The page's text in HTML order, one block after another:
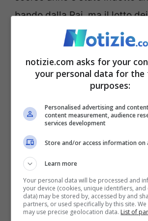
bando dalla Rai, ma il lotto
stato diviso in più lotti e chi
partecipare per
poteva presentarsi per
per l’altro. Così è successo
si è aggiudicata un lotto ed
(per effetto della clausola
bando) un numero x di
Logit, ma non la totalità. I
assorbire sono stati scelti in
tabella non ben determinata
caratteristiche sui lavoratori
notizie.com asks for your
your personal data for the
purposes:
Personalised advertising and
content measurement, audience
services development
Store and/or access information on
Learn more
Your personal data will be processed and
your device (cookies, unique identifiers, and
data) may be stored by, accessed by and
partners, or used specifically by this site.
may use precise geolocation data. List of